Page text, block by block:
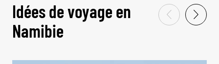
Idées de voyage en
Namibie